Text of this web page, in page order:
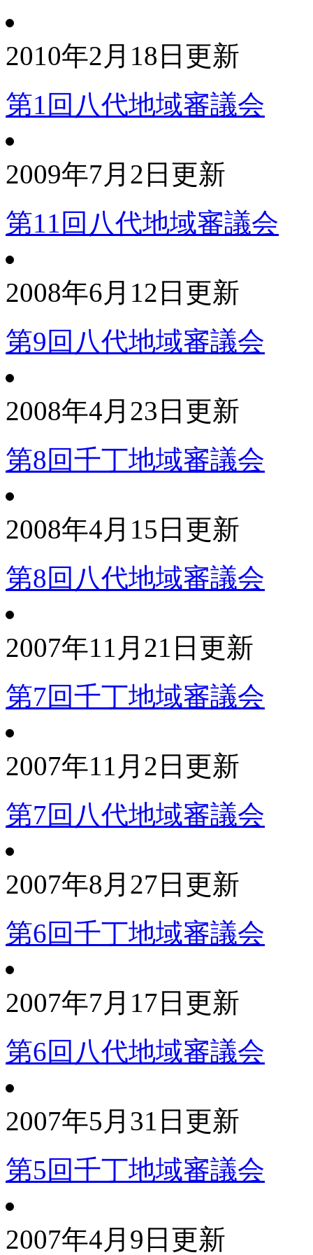
2010年2月18日更新
第1回八代地域審議会
2009年7月2日更新
第11回八代地域審議会
2008年6月12日更新
第9回八代地域審議会
2008年4月23日更新
第8回千丁地域審議会
2008年4月15日更新
第8回八代地域審議会
2007年11月21日更新
第7回千丁地域審議会
2007年11月2日更新
第7回八代地域審議会
2007年8月27日更新
第6回千丁地域審議会
2007年7月17日更新
第6回八代地域審議会
2007年5月31日更新
第5回千丁地域審議会
2007年4月9日更新